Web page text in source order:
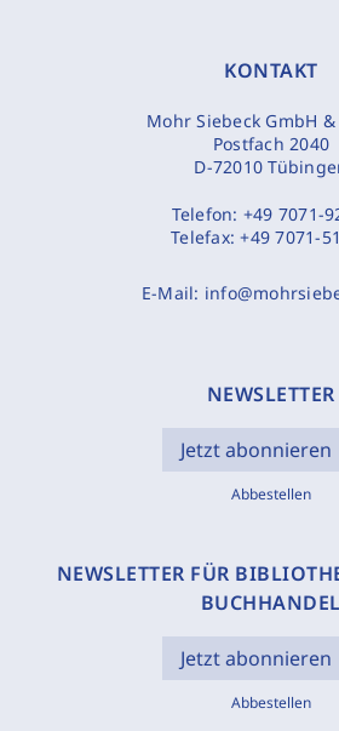
KONTAKT
Mohr Siebeck GmbH &
Postfach 2040
D-72010
Telefon: +49 7071-
Telefax:+49 7071-
E-Mail:
NEWSLETTER
Jetzt abonnieren
Abbestellen
NEWSLETTER FÜR
BUCHHANDEL
Jetzt abonnieren
Abbestellen